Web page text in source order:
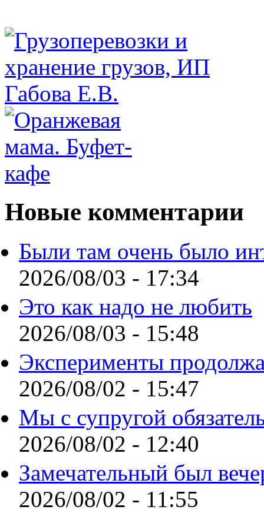
Новые комментарии
Были там очень было
2026/08/03 - 17:34
Это как надо не любить
2026/08/03 - 15:48
Эксперименты
2026/08/02 - 15:47
Мы с супругой
2026/08/02 - 12:40
Замечательный был
2026/08/02 - 11:55